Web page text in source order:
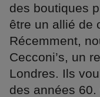
des boutiques
être un allié de
Récemment,
Cecconi’s, un
Londres. Ils
des années 60.